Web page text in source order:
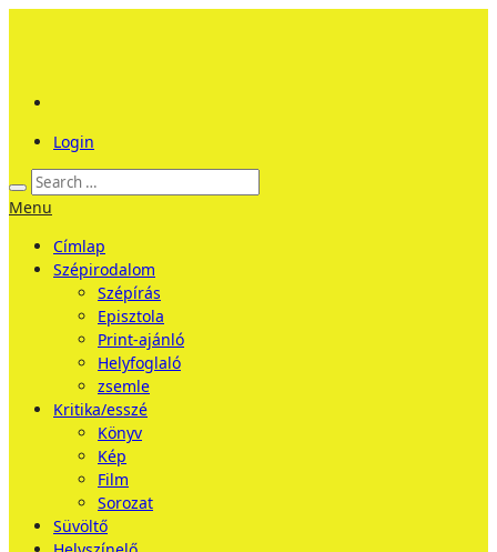
Login
Menu
Címlap
Szépirodalom
Szépírás
Episztola
Print-ajánló
Helyfoglaló
zsemle
Kritika/esszé
Könyv
Kép
Film
Sorozat
Süvöltő